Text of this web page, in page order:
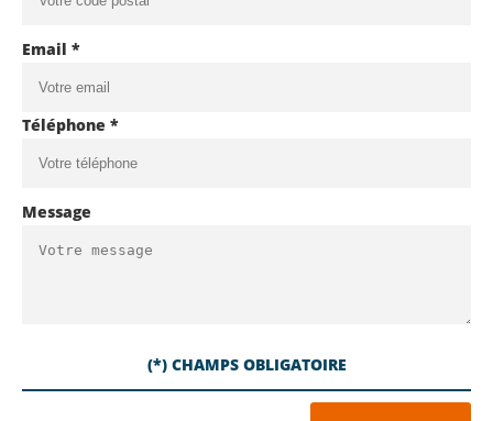
Email *
Téléphone *
Message
(*) CHAMPS OBLIGATOIRE